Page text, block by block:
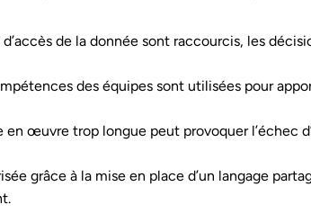
de la donnée sont raccourcis, les
des équipes sont utilisées pour
en œuvre trop longue peut provoquer l’échec
grâce à la mise en place d’un langage